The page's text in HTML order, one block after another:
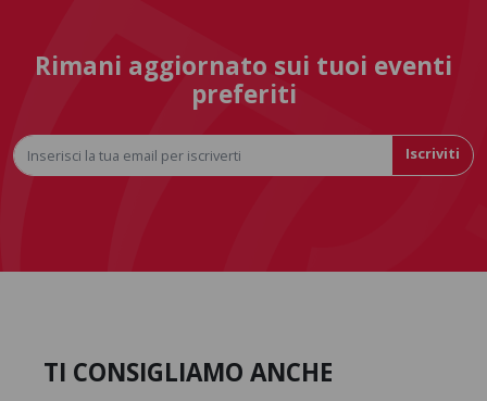
Rimani aggiornato sui tuoi eventi
preferiti
Iscriviti
TI CONSIGLIAMO ANCHE